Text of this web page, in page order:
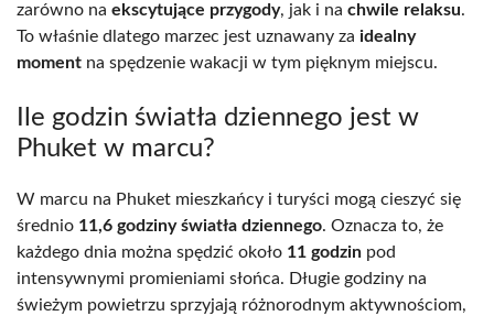
zarówno na ekscytujące przygody, jak i na chwile relaksu.
To właśnie dlatego marzec jest uznawany za idealny
moment na spędzenie wakacji w tym pięknym miejscu.
Ile godzin światła dziennego jest w
Phuket w marcu?
W marcu na Phuket mieszkańcy i turyści mogą cieszyć się
średnio 11,6 godziny światła dziennego. Oznacza to, że
każdego dnia można spędzić około 11 godzin pod
intensywnymi promieniami słońca. Długie godziny na
świeżym powietrzu sprzyjają różnorodnym aktywnościom,